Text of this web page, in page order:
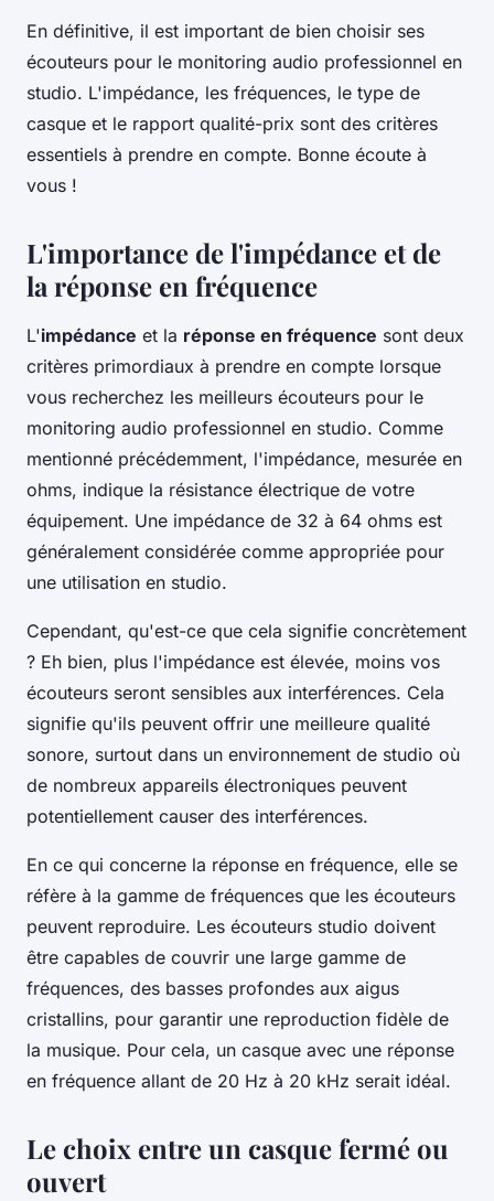
En définitive, il est important de bien choisir ses
écouteurs pour le monitoring audio professionnel en
studio. L'impédance, les fréquences, le type de
casque et le rapport qualité-prix sont des critères
essentiels à prendre en compte. Bonne écoute à
vous !
L'importance de l'impédance et de
la réponse en fréquence
L'impédance et la réponse en fréquence sont deux
critères primordiaux à prendre en compte lorsque
vous recherchez les meilleurs écouteurs pour le
monitoring audio professionnel en studio. Comme
mentionné précédemment, l'impédance, mesurée en
ohms, indique la résistance électrique de votre
équipement. Une impédance de 32 à 64 ohms est
généralement considérée comme appropriée pour
une utilisation en studio.
Cependant, qu'est-ce que cela signifie concrètement
? Eh bien, plus l'impédance est élevée, moins vos
écouteurs seront sensibles aux interférences. Cela
signifie qu'ils peuvent offrir une meilleure qualité
sonore, surtout dans un environnement de studio où
de nombreux appareils électroniques peuvent
potentiellement causer des interférences.
En ce qui concerne la réponse en fréquence, elle se
réfère à la gamme de fréquences que les écouteurs
peuvent reproduire. Les écouteurs studio doivent
être capables de couvrir une large gamme de
fréquences, des basses profondes aux aigus
cristallins, pour garantir une reproduction fidèle de
la musique. Pour cela, un casque avec une réponse
en fréquence allant de 20 Hz à 20 kHz serait idéal.
Le choix entre un casque fermé ou
ouvert